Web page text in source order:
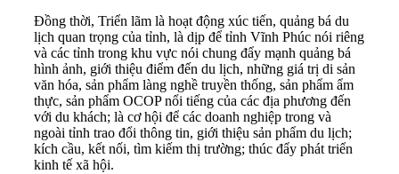
Đồng thời, Triển lãm là hoạt động xúc tiến, quảng bá du
lịch quan trọng của tỉnh, là dịp để tỉnh Vĩnh Phúc nói riêng
và các tỉnh trong khu vực nói chung đẩy mạnh quảng bá
hình ảnh, giới thiệu điểm đến du lịch, những giá trị di sản
văn hóa, sản phẩm làng nghề truyền thống, sản phẩm ẩm
thực, sản phẩm OCOP nổi tiếng của các địa phương đến
với du khách; là cơ hội để các doanh nghiệp trong và
ngoài tỉnh trao đổi thông tin, giới thiệu sản phẩm du lịch;
kích cầu, kết nối, tìm kiếm thị trường; thúc đẩy phát triển
kinh tế xã hội.